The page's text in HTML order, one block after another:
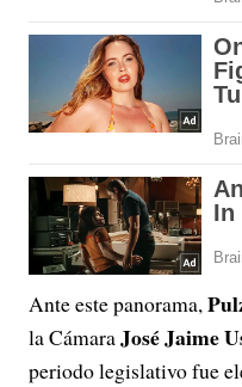
Ante este panorama,
la CámaraJosé Jaime
periodo legislativo fue